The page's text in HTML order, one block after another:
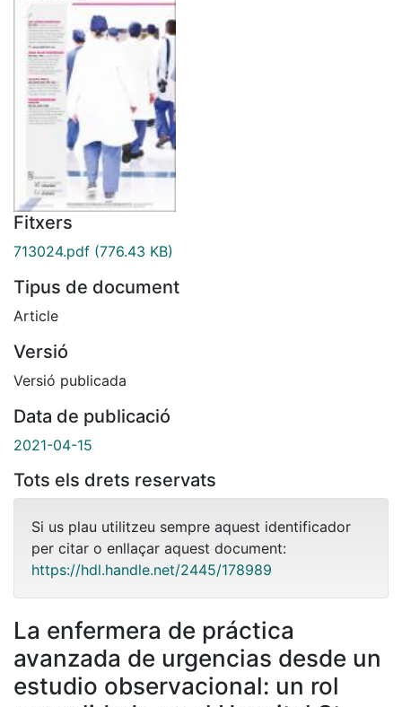
Fitxers
713024.pdf (776.43 KB)
Tipus de document
Article
Versió
Versió publicada
Data de publicació
2021-04-15
Tots els drets reservats
Si us plau utilitzeu sempre aquest identificador
per citar o enllaçar aquest document:
https://hdl.handle.net/2445/178989
La enfermera de práctica
avanzada de urgencias desde un
estudio observacional: un rol